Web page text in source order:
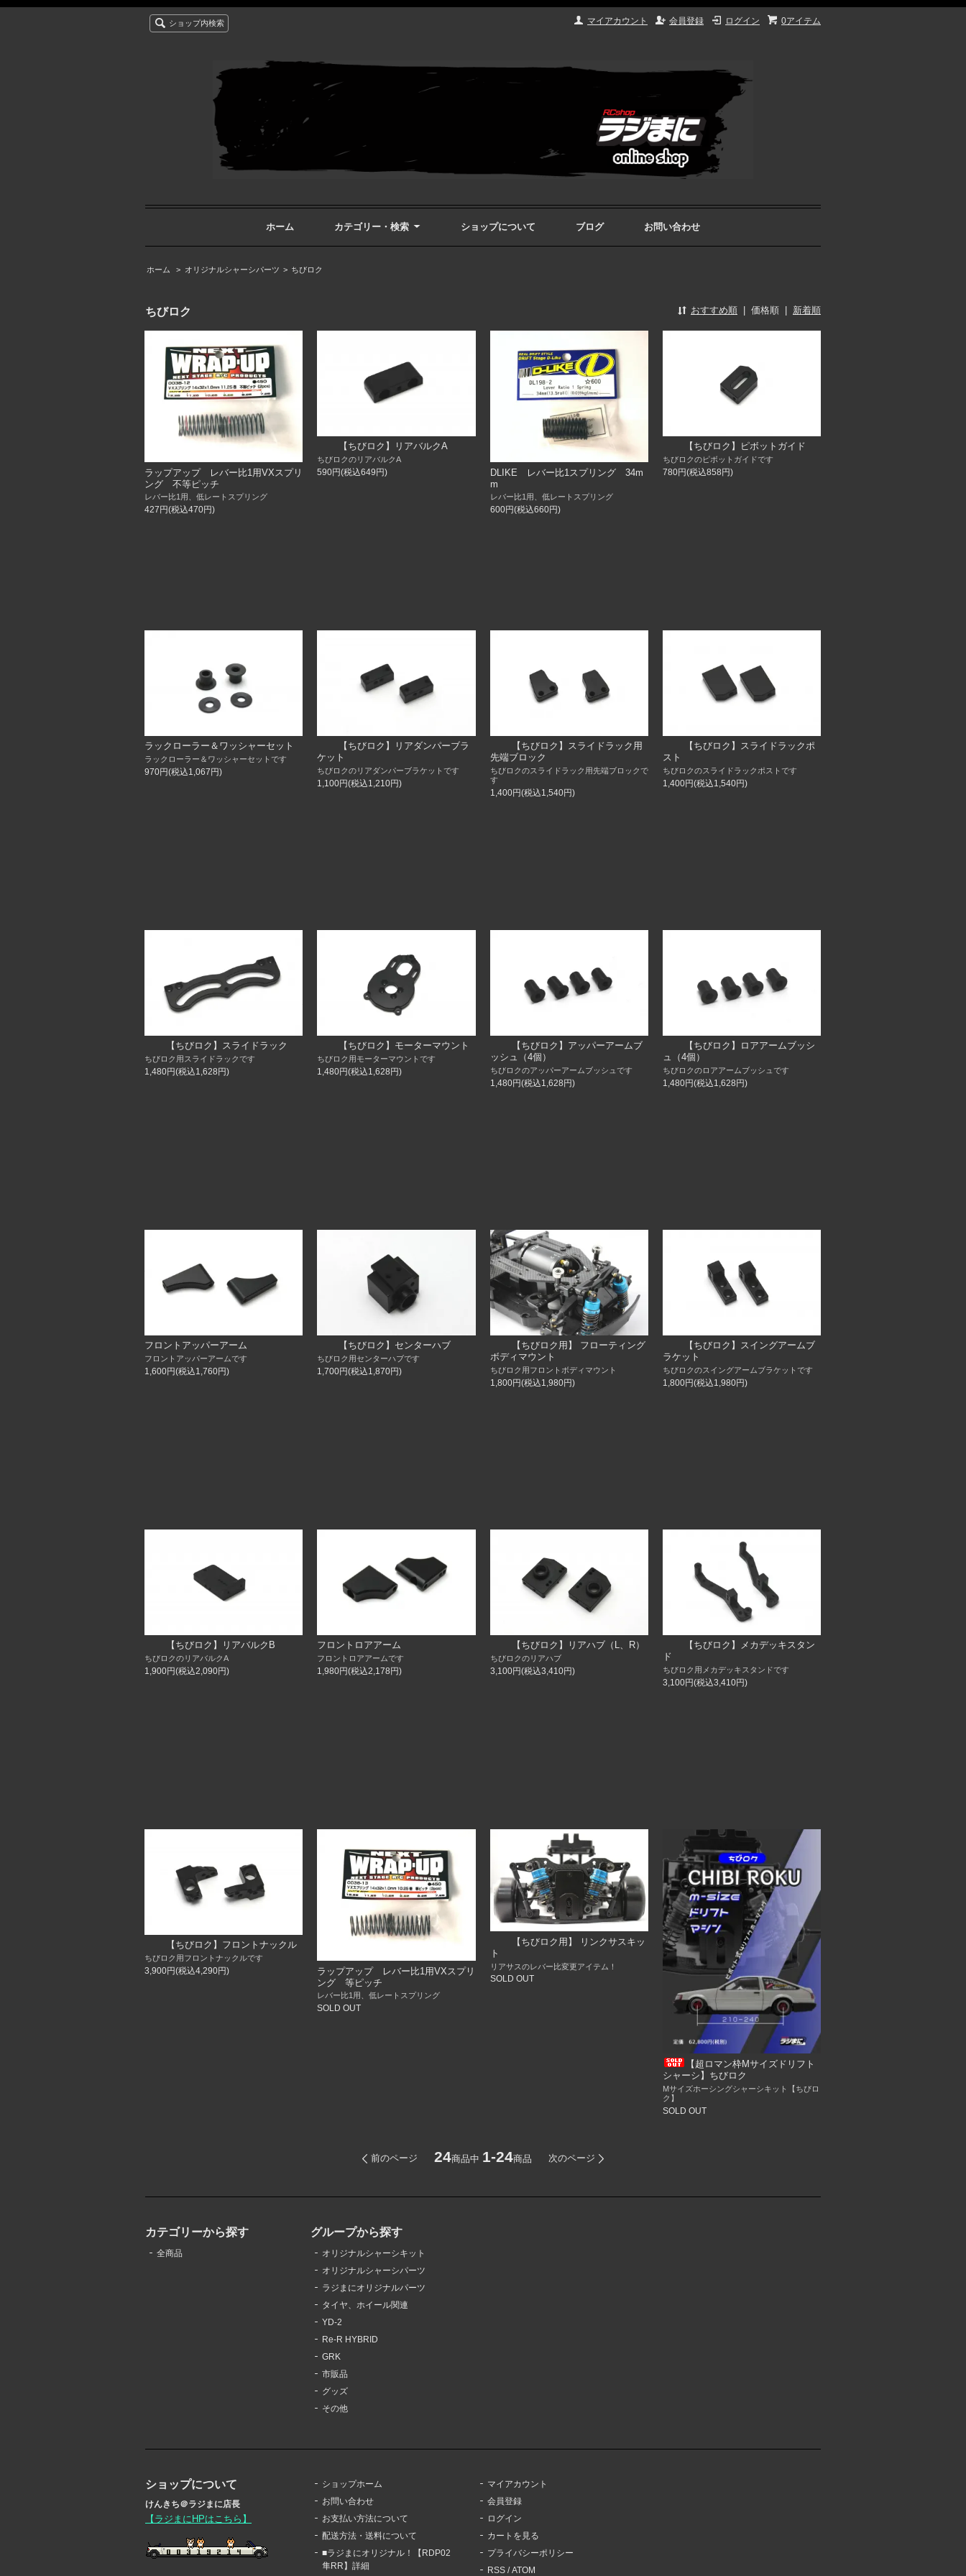
0アイテム
ログイン
会員登録
マイアカウント
ショップ内検索
ホーム カテゴリー・検索 ショップについて ブログ お問い合わせ
ホーム > オリジナルシャーシパーツ > ちびロク
ちびロク おすすめ順 価格順 新着順
ラップアップ レバー比1用VXスプリ
ング 不等ピッチ
レバー比1用、低レートスプリング
427円(税込470円)
【ちびロク】リアバルクA
ちびロクのリアバルクA
590円(税込649円)
DLIKE レバー比1スプリング 34m
m
レバー比1用、低レートスプリング
600円(税込660円)
【ちびロク】ピボットガイド
ちびロクのピボットガイドです
780円(税込858円)
ラックローラー＆ワッシャーセット
ラックローラー＆ワッシャーセットです
970円(税込1,067円)
【ちびロク】リアダンパーブラ
ケット
ちびロクのリアダンパーブラケットです
1,100円(税込1,210円)
【ちびロク】スライドラック用
先端ブロック
ちびロクのスライドラック用先端ブロックで
す
1,400円(税込1,540円)
【ちびロク】スライドラックポ
スト
ちびロクのスライドラックポストです
1,400円(税込1,540円)
【ちびロク】スライドラック
ちびロク用スライドラックです
1,480円(税込1,628円)
【ちびロク】モーターマウント
ちびロク用モーターマウントです
1,480円(税込1,628円)
【ちびロク】アッパーアームブ
ッシュ（4個）
ちびロクのアッパーアームブッシュです
1,480円(税込1,628円)
【ちびロク】ロアアームブッシ
ュ（4個）
ちびロクのロアアームブッシュです
1,480円(税込1,628円)
フロントアッパーアーム
フロントアッパーアームです
1,600円(税込1,760円)
【ちびロク】センターハブ
ちびロク用センターハブです
1,700円(税込1,870円)
【ちびロク用】 フローティング
ボディマウント
ちびロク用フロントボディマウント
1,800円(税込1,980円)
【ちびロク】スイングアームブ
ラケット
ちびロクのスイングアームブラケットです
1,800円(税込1,980円)
【ちびロク】リアバルクB
ちびロクのリアバルクA
1,900円(税込2,090円)
フロントロアアーム
フロントロアアームです
1,980円(税込2,178円)
【ちびロク】リアハブ（L、R）
ちびロクのリアハブ
3,100円(税込3,410円)
【ちびロク】メカデッキスタン
ド
ちびロク用メカデッキスタンドです
3,100円(税込3,410円)
【ちびロク】フロントナックル
ちびロク用フロントナックルです
3,900円(税込4,290円)
ラップアップ レバー比1用VXスプリ
ング 等ピッチ
レバー比1用、低レートスプリング
SOLD OUT
【ちびロク用】 リンクサスキッ
ト
リアサスのレバー比変更アイテム！
SOLD OUT
【超ロマン枠Mサイズドリフト
シャーシ】ちびロク
Mサイズホーシングシャーシキット【ちびロ
ク】
SOLD OUT
前のページ 24商品中 1-24商品 次のページ
カテゴリーから探す
全商品
グループから探す
オリジナルシャーシキット
オリジナルシャーシパーツ
ラジまにオリジナルパーツ
タイヤ、ホイール関連
YD-2
Re-R HYBRID
GRK
市販品
グッズ
その他
ショップについて
けんきち＠ラジまに店長
【ラジまにHPはこちら】
ショップホーム
お問い合わせ
お支払い方法について
配送方法・送料について
■ラジまにオリジナル！【RDP02
隼RR】詳細
マイアカウント
会員登録
ログイン
カートを見る
プライバシーポリシー
RSS /ATOM